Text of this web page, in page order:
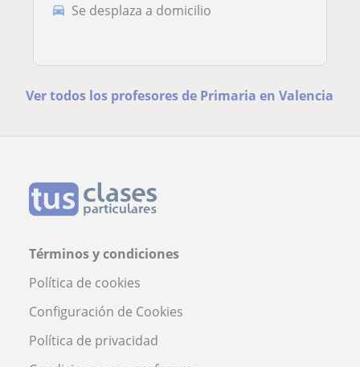
Se desplaza a domicilio
Ver todos los profesores de Primaria en Valencia
Términos y condiciones
Política de cookies
Configuración de Cookies
Política de privacidad